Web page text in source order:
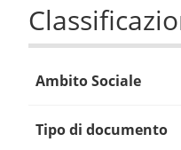
Ambito Sociale
Tipo di documento